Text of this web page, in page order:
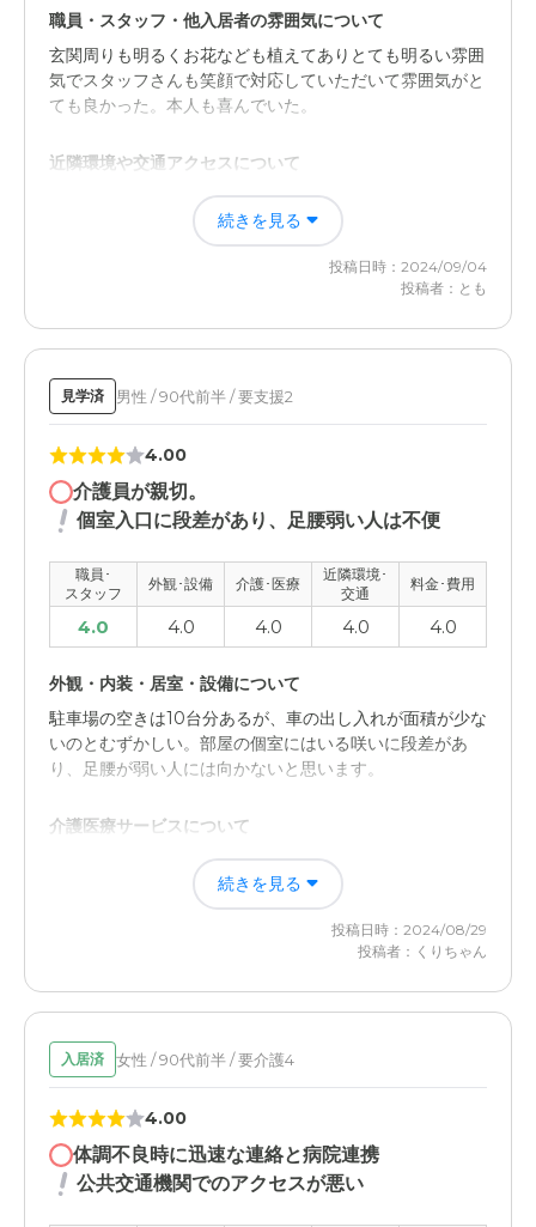
職員・スタッフ・他入居者の雰囲気について
玄関周りも明るくお花なども植えてありとても明るい雰囲
気でスタッフさんも笑顔で対応していただいて雰囲気がと
ても良かった。本人も喜んでいた。
近隣環境や交通アクセスについて
便利な立地に施設があるが、少し車の通りが多いので騒音
が気になった。駐車場ももう少し広いとなおいいと思っ
た。駐車スペースも1台分が少し狭い。
続きを見る
投稿日時：2024/09/04
投稿者：とも
見学済 男性 / 90代前半 / 要支援2
4.00
介護員が親切。
個室入口に段差があり、足腰弱い人は不便
職員･
スタッフ
外観･設備 介護･医療
近隣環境･
交通
料金･費用
4.0 4.0 4.0 4.0 4.0
外観・内装・居室・設備について
駐車場の空きは10台分あるが、車の出し入れが面積が少な
いのとむずかしい。部屋の個室にはいる咲いに段差があ
り、足腰が弱い人には向かないと思います。
介護医療サービスについて
介護員が親切な対応でした 食事の対応も親切でした。 入
浴の対応も親切でした。 車の送迎も親切な対応でした 休
憩時間の対応も親切でした。
続きを見る
投稿日時：2024/08/29
投稿者：くりちゃん
入居済 女性 / 90代前半 / 要介護4
4.00
体調不良時に迅速な連絡と病院連携
公共交通機関でのアクセスが悪い